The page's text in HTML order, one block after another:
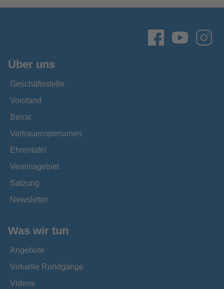
Über uns
Geschäftsstelle
Vorstand
Beirat
Vertrauenspersonen
Ehrentafel
Vereinsgebiet
Satzung
Newsletter
Was wir tun
Angebote
Virtuelle Rundgänge
Videos